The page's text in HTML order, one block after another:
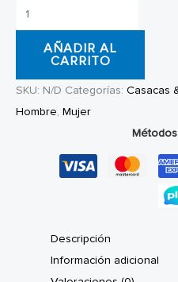
Polera
Iltz
Chrome
cantidad
AÑADIR AL
CARRITO
SKU: N/D Categorías: Casacas
Hombre, Mujer
Descripción
Información adicional